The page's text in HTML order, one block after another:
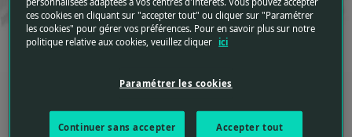
1 2
ces cookies en cliquant sur "accepter tout" ou cliquer sur "Paramétrer
les cookies" pour gérer vos préférences. Pour en savoir plus sur notre
politique relative aux cookies, veuillez cliquer ici
Paramétrer les cookies
Continuer sans accepter Accepter tout